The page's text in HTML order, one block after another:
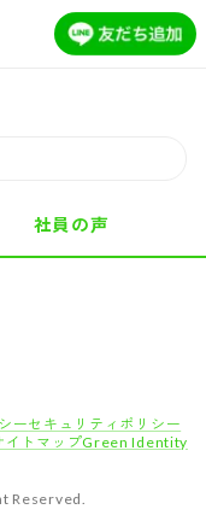
社員の声
ーセキュリティポリシー
イトマップGreen Identity
Reserved.